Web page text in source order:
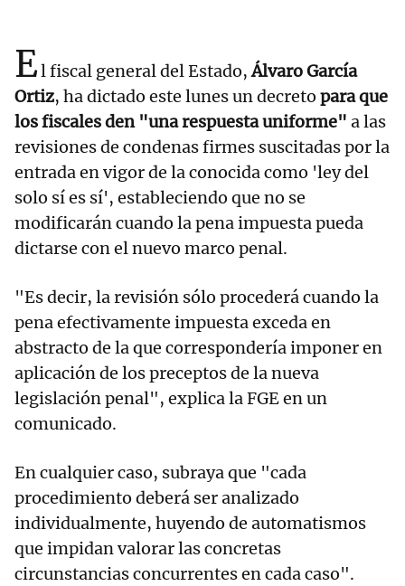
El fiscal general del Estado,Álvaro García
Ortiz, ha dictado este lunes un decreto para que
los fiscales den "una respuesta uniforme" a las
revisiones de condenas firmes suscitadas por la
entrada en vigor de la conocida como 'ley del
solo sí es sí', estableciendo que no se
modificarán cuando la pena impuesta pueda
dictarse con el nuevo marco penal.
"Es decir, la revisión sólo procederá cuando la
pena efectivamente impuesta exceda en
abstracto de la que correspondería imponer en
aplicación de los preceptos de la nueva
legislación penal", explica la FGE en un
comunicado.
En cualquier caso, subraya que "cada
procedimiento deberá ser analizado
individualmente, huyendo de automatismos
que impidan valorar las concretas
circunstancias concurrentes en cada caso".